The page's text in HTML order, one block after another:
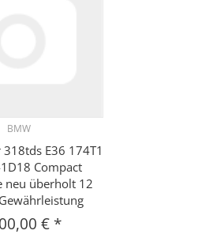
Vorschau
BMW
E36 174T1
Compact
neu überholt 12
€ *